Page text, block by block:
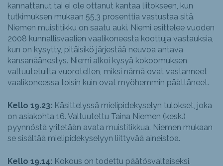
kannattanut tai ei ole ottanut kantaa liitokseen, kun
tutkimuksen mukaan 55,3 prosenttia vastustaa sitä.
Niemen muistitikku on saatu auki. Niemi esittelee vuoden
2008 kunnallisvaalien vaalikoneesta koottuja vastauksia,
kun on kysytty, pitäisikö järjestää neuvoa antava
kansanäänestys. Niemi alkoi kysyä kokoomuksen
valtuutetuilta vuorotellen, miksi nämä ovat vastanneet
vaalikoneessa toisin kuin ovat myöhemmin päättäneet.
Kello 19.23: Käsittelyssä mielipidekyselyn tulokset, joka
on asiakohta 16. Valtuutettu Taina Niemen (kesk.)
pyynnöstä yritetään avata muistitikkua. Niemen mukaan
se sisältää mielipidekyselyyn liittyvää aineistoa.
Kello 19.14: Kokous on todettu päätösvaltaiseksi.